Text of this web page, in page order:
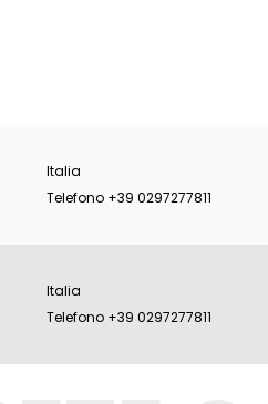
Italia
Telefono +39 0297277811
Italia
Telefono +39 0297277811